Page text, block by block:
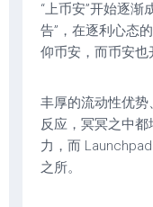
“上币安”开始逐渐
告”，在逐利心态
仰币安，而币安也
丰厚的流动性优
反应，冥冥之中
力，而
之所。